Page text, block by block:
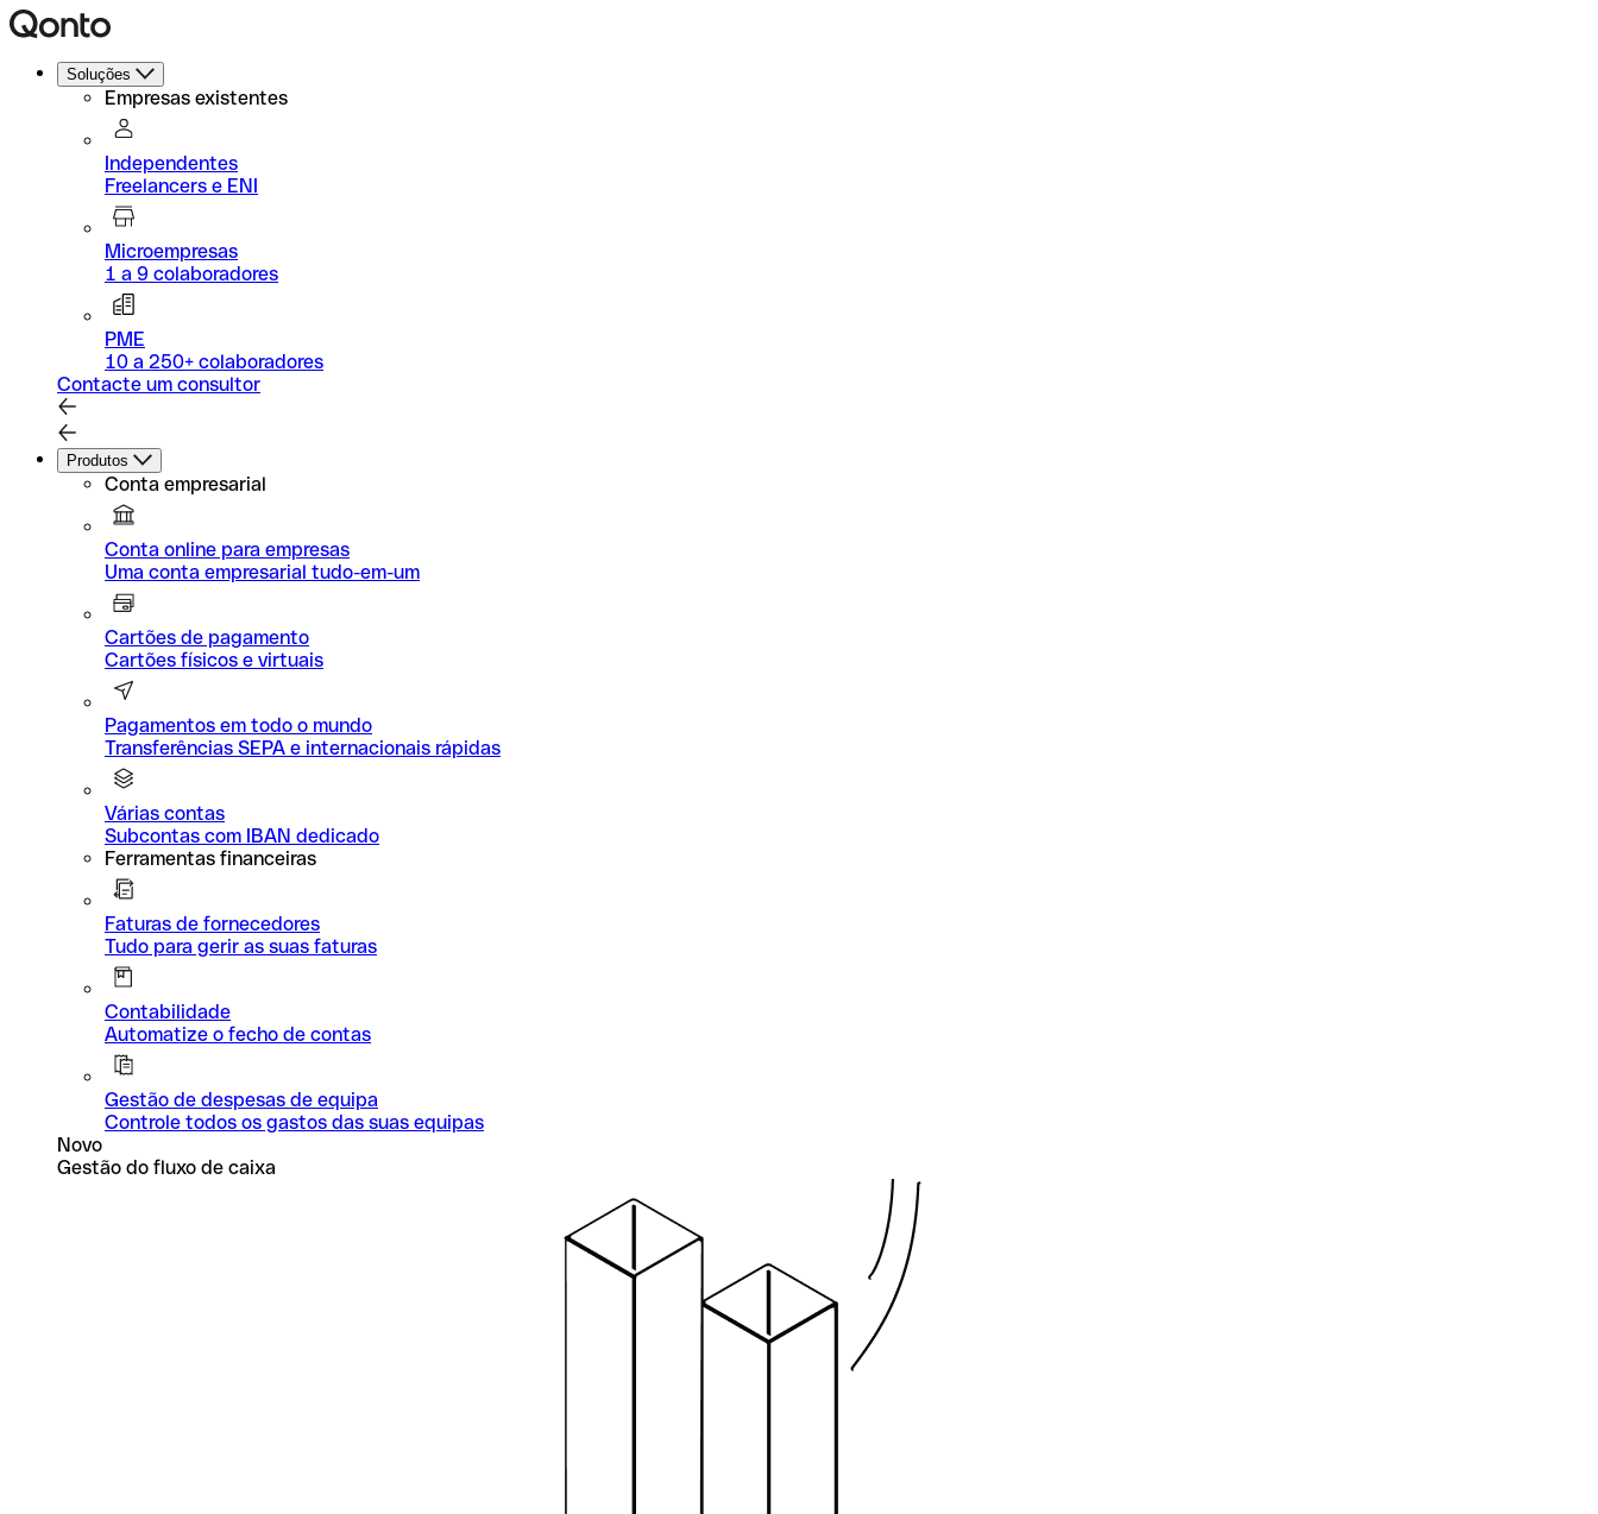
Soluções
Empresas existentes
Independentes
Freelancers e ENI
Microempresas
1 a 9 colaboradores
PME
10 a 250+ colaboradores
Contacte um consultor
Produtos
Conta empresarial
Conta online para empresas
Uma conta empresarial tudo-em-um
Cartões de pagamento
Cartões físicos e virtuais
Pagamentos em todo o mundo
Transferências SEPA e internacionais rápidas
Várias contas
Subcontas com IBAN dedicado
Ferramentas financeiras
Faturas de fornecedores
Tudo para gerir as suas faturas
Contabilidade
Automatize o fecho de contas
Gestão de despesas de equipa
Controle todos os gastos das suas equipas
Novo
Gestão do fluxo de caixa